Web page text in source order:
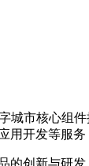
城市核心
开发等服
的创新与研发